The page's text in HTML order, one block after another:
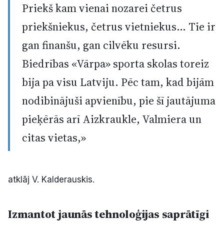
Priekš kam vienai nozarei četrus
priekšniekus, četrus vietniekus… Tie ir
gan finanšu, gan cilvēku resursi.
Biedrības «Vārpa» sporta skolas toreiz
bija pa visu Latviju. Pēc tam, kad bijām
nodibinājuši apvienību, pie šī jautājuma
pieķērās arī Aizkraukle, Valmiera un
citas vietas,»
atklāj V. Kalderauskis.
Izmantot jaunās tehnoloģijas saprātīgi